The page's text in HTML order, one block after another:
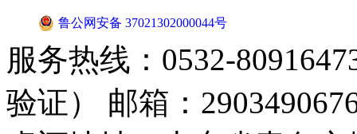
鲁公网安备 37021302000044号
服务热线：0532-
验证） 邮箱：